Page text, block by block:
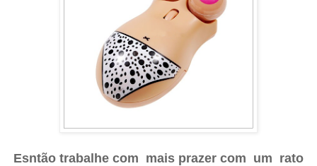
Esntão trabalhe com mais prazer com um rato